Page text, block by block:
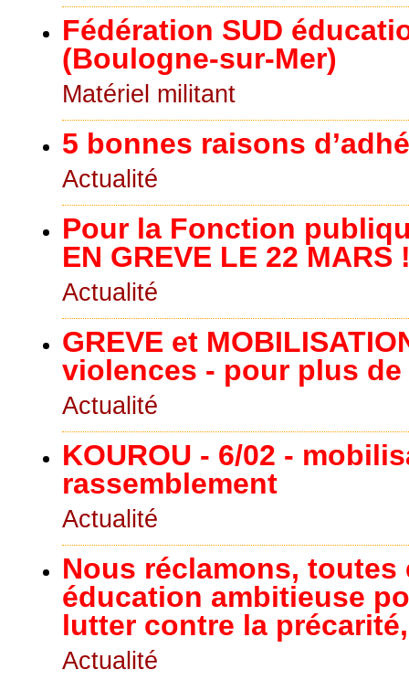
Fédération SUD
(Boulogne-sur-Mer)
Matériel militant
5 bonnes raisons
Actualité
Pour la Fonction
EN GREVE LE 22 MARS
Actualité
GREVE et
violences - pour plus
Actualité
KOUROU - 6/02 -
rassemblement
Actualité
Nous réclamons,
éducation ambitieuse
lutter contre la
Actualité